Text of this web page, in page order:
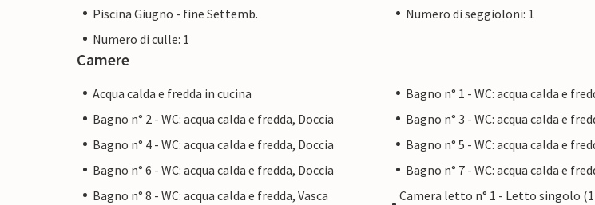
Piscina Giugno - fine Settemb.
Numero di seggioloni: 1
Numero di culle: 1
Camere
Acqua calda e fredda in cucina
Bagno n° 1 - WC: acqua calda e
Bagno n° 2 - WC: acqua calda e fredda, Doccia
Bagno n° 3 - WC: acqua calda e
Bagno n° 4 - WC: acqua calda e fredda, Doccia
Bagno n° 5 - WC: acqua calda e
Bagno n° 6 - WC: acqua calda e fredda, Doccia
Bagno n° 7 - WC: acqua calda e
Bagno n° 8 - WC: acqua calda e fredda, Vasca
Camera letto n° 1 - Letto singolo